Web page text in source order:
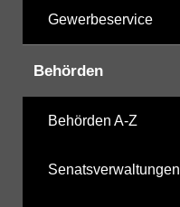
Gewerbeservice
Behörden
Behörden A-Z
Senatsverwaltungen